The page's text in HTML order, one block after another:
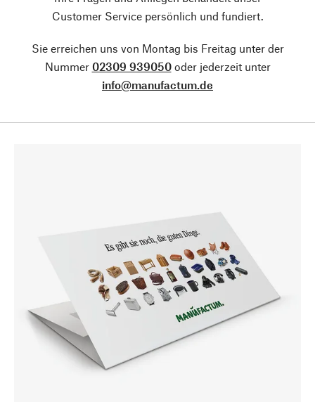
Customer Service persönlich und fundiert.
Sie erreichen uns von Montag bis Freitag unter der
Nummer 02309 939050oder jederzeit unter
info@manufactum.de